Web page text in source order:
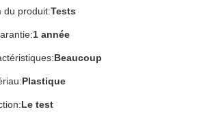
du produit:Tests
1 année
Beaucoup
Plastique
Le test